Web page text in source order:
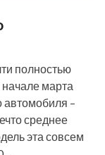
полностью
марта
автомобиля –
среднее
эта совсем